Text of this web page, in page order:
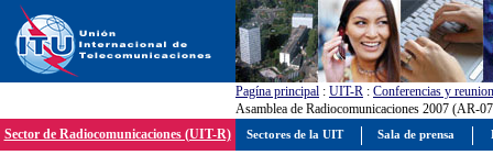
Pagína principal : UIT-R : Conferencias y
Asamblea de Radiocomunicaciones 2007 (AR-
Sector de Radiocomunicaciones (UIT-R)
Sectores de la UIT Sala de prensa